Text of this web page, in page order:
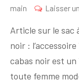
main
Laisser
Article sur le sac
noir :
cabas noir est
toute femme